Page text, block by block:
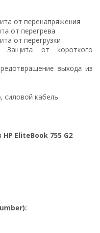
от перенапряжения
от перегрева
от перегрузки
от короткого
выхода из
силовой кабель.
HP EliteBook 755 G2